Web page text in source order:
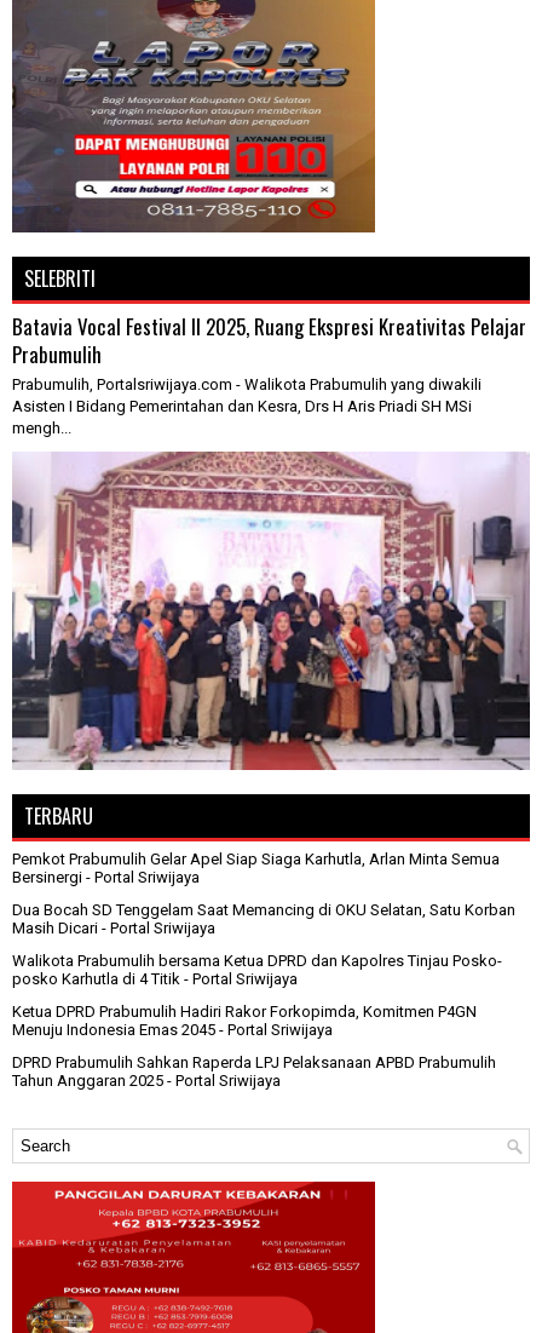
SELEBRITI
Batavia Vocal Festival II 2025, Ruang Ekspresi Kreativitas Pelajar
Prabumulih
Prabumulih, Portalsriwijaya.com - Walikota Prabumulih yang diwakili
Asisten I Bidang Pemerintahan dan Kesra, Drs H Aris Priadi SH MSi
mengh...
TERBARU
Pemkot Prabumulih Gelar Apel Siap Siaga Karhutla, Arlan Minta Semua
Bersinergi - Portal Sriwijaya
Dua Bocah SD Tenggelam Saat Memancing di OKU Selatan, Satu Korban
Masih Dicari - Portal Sriwijaya
Walikota Prabumulih bersama Ketua DPRD dan Kapolres Tinjau Posko-
posko Karhutla di 4 Titik - Portal Sriwijaya
Ketua DPRD Prabumulih Hadiri Rakor Forkopimda, Komitmen P4GN
Menuju Indonesia Emas 2045 - Portal Sriwijaya
DPRD Prabumulih Sahkan Raperda LPJ Pelaksanaan APBD Prabumulih
Tahun Anggaran 2025 - Portal Sriwijaya